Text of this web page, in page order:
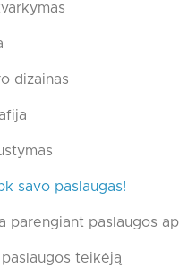
dizainas
savo paslaugas!
parengiant paslaugos
paslaugos teikėją